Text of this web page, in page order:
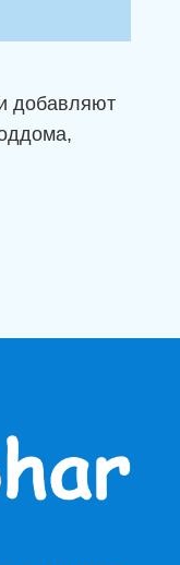
добавляют